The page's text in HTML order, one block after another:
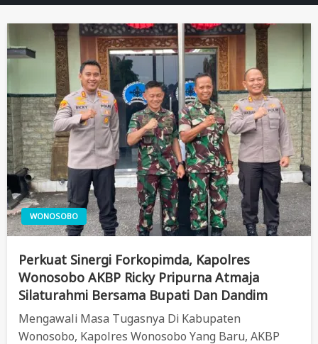
WONOSOBO
Perkuat Sinergi Forkopimda, Kapolres
Wonosobo AKBP Ricky Pripurna Atmaja
Silaturahmi Bersama Bupati Dan Dandim
Mengawali Masa Tugasnya Di Kabupaten
Wonosobo, Kapolres Wonosobo Yang Baru, AKBP